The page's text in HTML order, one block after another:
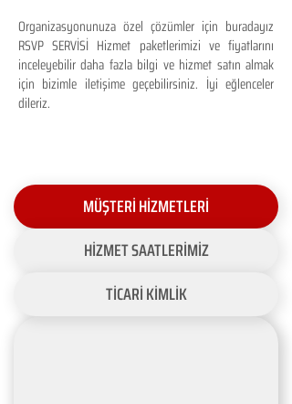
Organizasyonunuza özel çözümler için buradayız
RSVP SERVİSİ Hizmet paketlerimizi ve fiyatlarını
inceleyebilir daha fazla bilgi ve hizmet satın almak
için bizimle iletişime geçebilirsiniz. İyi eğlenceler
dileriz.
MÜŞTERİ HİZMETLERİ
HİZMET SAATLERİMİZ
TİCARİ KİMLİK